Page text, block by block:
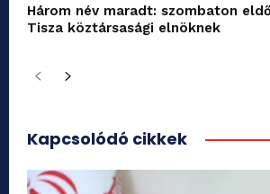
Három név maradt: szombaton
Tisza köztársasági elnöknek
Kapcsolódó cikkek